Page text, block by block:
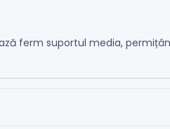
ferm suportul media,